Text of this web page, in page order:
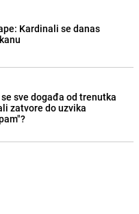
Kardinali se danas
sve događa od trenutka
zatvore do uzvika